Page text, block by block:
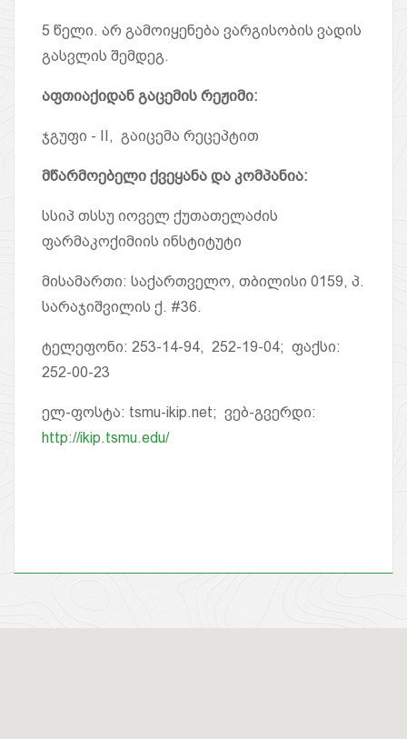
5 წელი. არ გამოიყენება ვარგისობის ვადის
გასვლის შემდეგ.
აფთიაქიდან გაცემის რეჟიმი:
ჯგუფი - II, გაიცემა რეცეპტით
მწარმოებელი ქვეყანა და კომპანია:
სსიპ თსსუ იოველ ქუთათელაძის
ფარმაკოქიმიის ინსტიტუტი
მისამართი: საქართველო, თბილისი 0159, პ.
სარაჯიშვილის ქ. #36.
ტელეფონი: 253-14-94, 252-19-04; ფაქსი:
252-00-23
ელ-ფოსტა: tsmu-ikip.net; ვებ-გვერდი:
http://ikip.tsmu.edu/